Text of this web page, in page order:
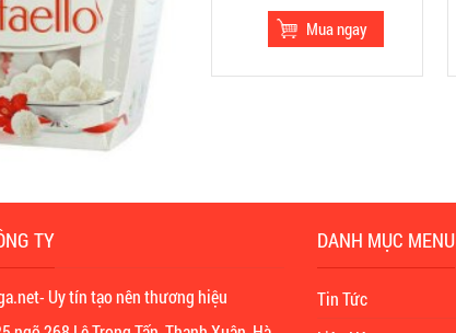
TY
Uy tín tạo nên thương hiệu
DANH MỤC MENU
Tin Tức